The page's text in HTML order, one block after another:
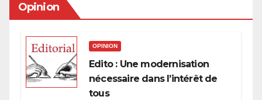
Opinion
OPINION
Edito : Une modernisation
nécessaire dans l’intérêt de
tous